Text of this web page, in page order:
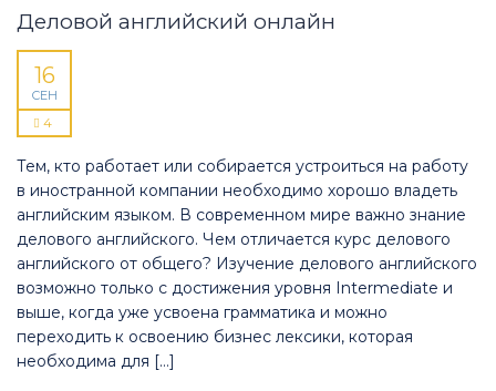
Деловой английский онлайн
16
СЕН
4
Тем, кто работает или собирается устроиться на работу
в иностранной компании необходимо хорошо владеть
английским языком. В современном мире важно знание
делового английского. Чем отличается курс делового
английского от общего? Изучение делового английского
возможно только с достижения уровня Intermediate и
выше, когда уже усвоена грамматика и можно
переходить к освоению бизнес лексики, которая
необходима для […]